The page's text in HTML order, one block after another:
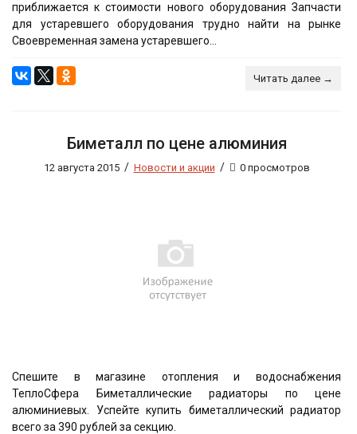
приближается к стоимости нового оборудования Запчасти
для устаревшего оборудования трудно найти на рынке
Своевременная замена устаревшего...
Читать далее →
Биметалл по цене алюминия
12 августа 2015 / Новости и акции / 0 просмотров
Спешите в магазине отопления и водоснабжения
ТеплоСфера Биметаллические радиаторы по цене
алюминиевых. Успейте купить биметаллический радиатор
всего за 390 рублей за секцию.